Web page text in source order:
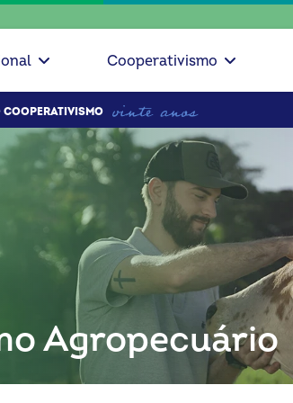
Cooperativismo
Agropecuário